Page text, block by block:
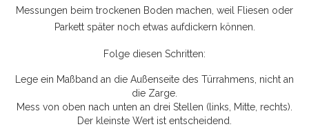
Messungen beim trockenen Boden machen, weil Fliesen oder
Parkett später noch etwas aufdickern können.
Folge diesen Schritten:
Lege ein Maßband an die Außenseite des Türrahmens, nicht an
die Zarge.
Mess von oben nach unten an drei Stellen (links, Mitte, rechts).
Der kleinste Wert ist entscheidend.